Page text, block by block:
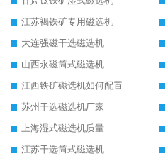
江苏褐铁矿专用磁选机
大连强磁干选磁选机
山西永磁筒式磁选机
江西铁矿磁选机如何配置
苏州干选磁选机厂家
上海湿式磁选机质量
江苏干选筒式磁选机